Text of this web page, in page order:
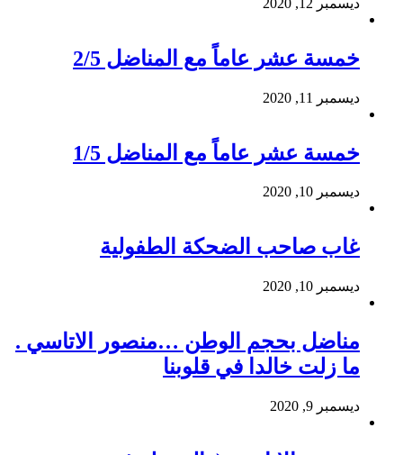
خمسة عشر عاماً مع المناضل 2/5
ديسمبر 11, 2020
خمسة عشر عاماً مع المناضل 1/5
ديسمبر 10, 2020
غاب صاحب الضحكة الطفولية
ديسمبر 10, 2020
مناضل بحجم الوطن …منصور الاتاسي .
ما زلت خالدا في قلوبنا
ديسمبر 9, 2020